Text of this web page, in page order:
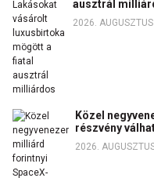
ausztrál
2026.
Közel
részvény
2026.